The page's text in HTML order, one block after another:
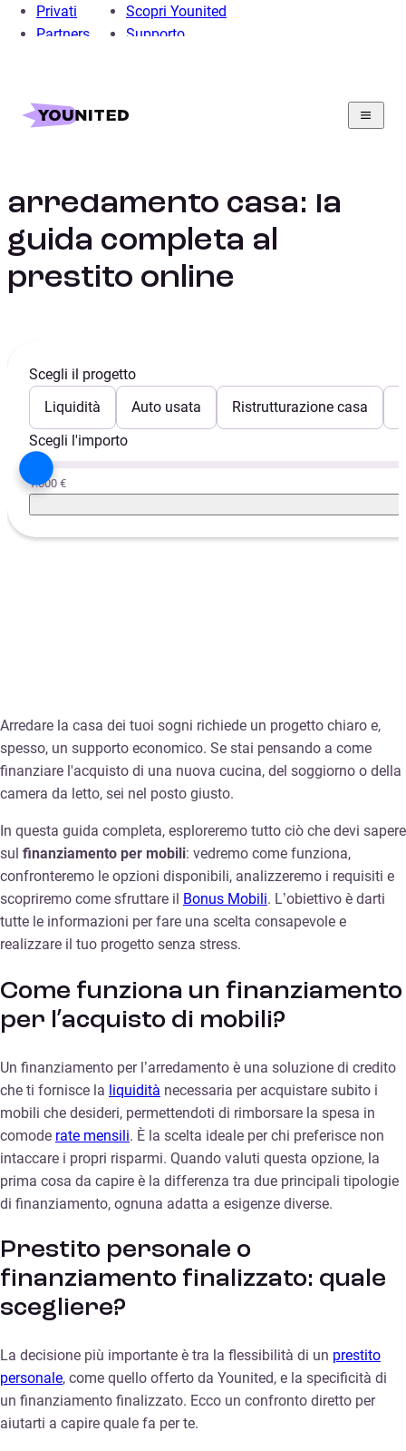
Privati
Partners
Scopri Younited
Supporto
Home
arredamento casa: la
guida completa al
prestito online
Scegli il progetto
Liquidità
Auto usata Ristrutturazione casa
Scegli l'importo
1.000 €
Arredare la casa dei tuoi sogni richiede un progetto chiaro e,
spesso, un supporto economico. Se stai pensando a come
finanziare l'acquisto di una nuova cucina, del soggiorno o della
camera da letto, sei nel posto giusto.
In questa guida completa, esploreremo tutto ciò che devi sapere
sul finanziamento per mobili: vedremo come funziona,
confronteremo le opzioni disponibili, analizzeremo i requisiti e
scopriremo come sfruttare il Bonus Mobili. L’obiettivo è darti
tutte le informazioni per fare una scelta consapevole e
realizzare il tuo progetto senza stress.
Come funziona un finanziamento
per l’acquisto di mobili?
Un finanziamento per l’arredamento è una soluzione di credito
che ti fornisce la liquidità necessaria per acquistare subito i
mobili che desideri, permettendoti di rimborsare la spesa in
comode rate mensili. È la scelta ideale per chi preferisce non
intaccare i propri risparmi. Quando valuti questa opzione, la
prima cosa da capire è la differenza tra due principali tipologie
di finanziamento, ognuna adatta a esigenze diverse.
Prestito personale o
finanziamento finalizzato: quale
scegliere?
La decisione più importante è tra la flessibilità di un prestito
personale, come quello offerto da Younited, e la specificità di
un finanziamento finalizzato. Ecco un confronto diretto per
aiutarti a capire quale fa per te.